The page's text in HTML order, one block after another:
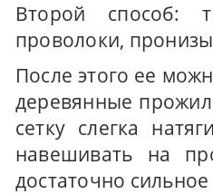
Второй способ:
проволоки,
После этого ее
деревянные
сетку слегка
навешивать на
достаточно